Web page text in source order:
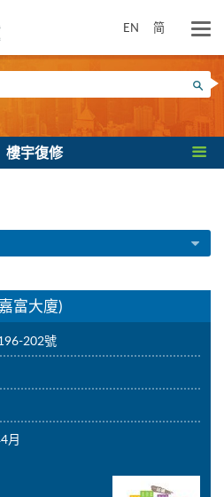
EN 简
搜尋
樓宇復修
富大廈)
202號
月